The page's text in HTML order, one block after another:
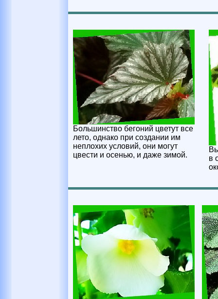
Большинство бегоний цветут все
лето, однако при создании им
неплохих условий, они могут
цвести и осенью, и даже зимой.
в